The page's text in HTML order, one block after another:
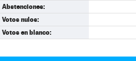
Abstenciones:
Votos nulos:
Votos en blanco: